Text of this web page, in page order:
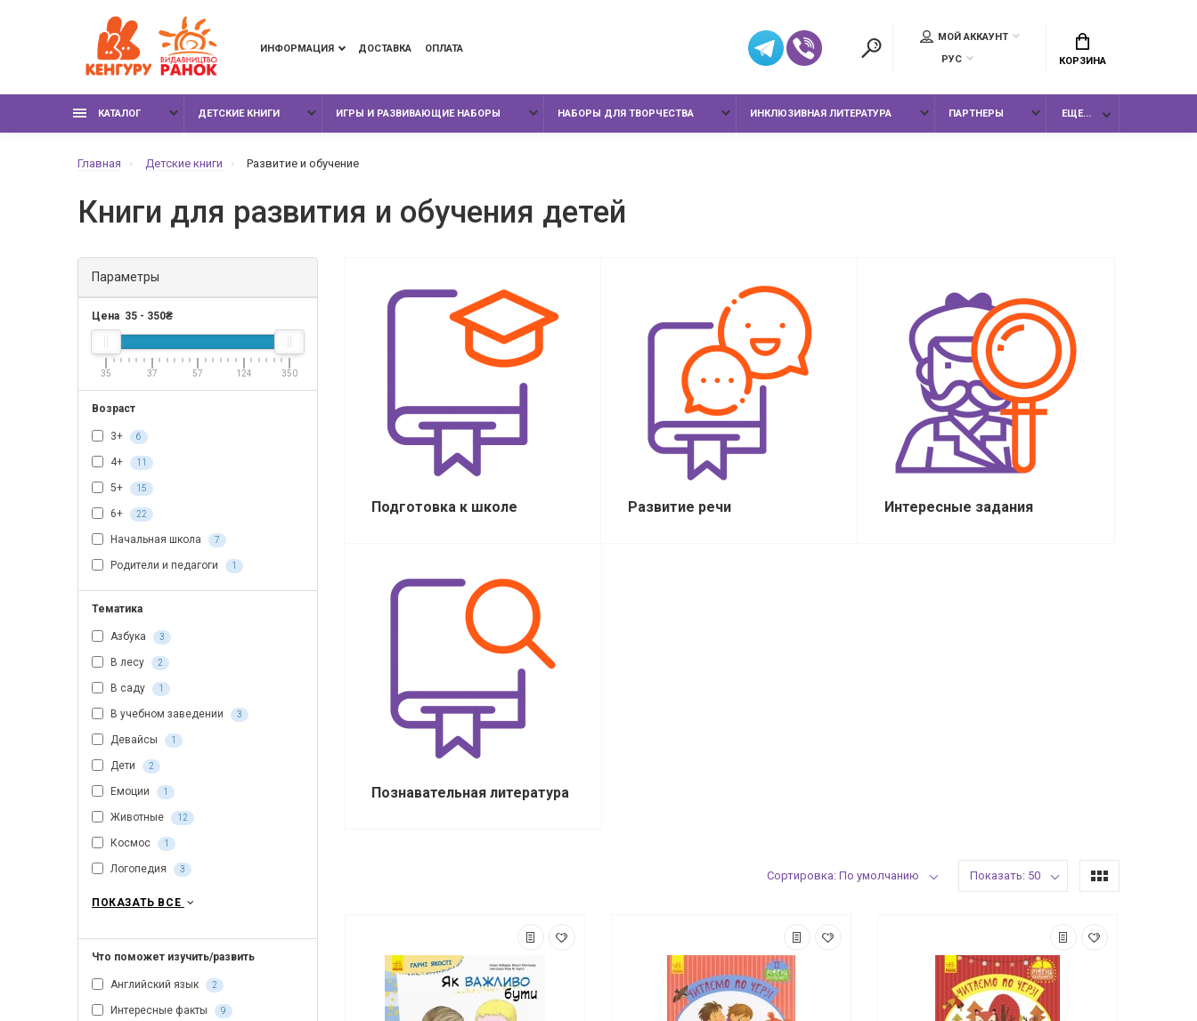
ИНФОРМАЦИЯ ДОСТАВКА ОПЛАТА
МОЙ АККАУНТ
РУС
КОРЗИНА
КАТАЛОГ ДЕТСКИЕ КНИГИ ИГРЫ И РАЗВИВАЮЩИЕ НАБОРЫ НАБОРЫ ДЛЯ ТВОРЧЕСТВА ИНКЛЮЗИВНАЯ ЛИТЕРАТУРА ПАРТНЕРЫ ЕЩЕ...
Главная Детские книги Развитие и обучение
Книги для развития и обучения детей
Параметры
Цена 35 - 350₴
35 37 57 124 350
Возраст
3+ 6
4+ 11
5+ 15
6+ 22
Начальная школа 7
Родители и педагоги 1
Тематика
Азбука 3
В лесу 2
В саду 1
В учебном заведении 3
Девайсы 1
Дети 2
Емоции 1
Животные 12
Космос 1
Логопедия 3
ПОКАЗАТЬ ВСЕ
Что поможет изучить/развить
Английский язык 2
Интересные факты 9
Подготовка к школе Развитие речи Интересные задания
Познавательная литература
Сортировка: По умолчанию Показать: 50